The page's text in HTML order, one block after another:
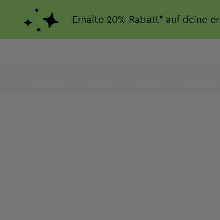
Erhalte 20% Rabatt* auf deine